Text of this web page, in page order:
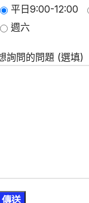
平日9:00-12:00
週六
詢問的問題 (選填)